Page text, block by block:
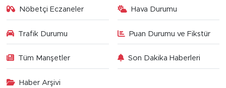
Nöbetçi Eczaneler Hava Durumu
Trafik Durumu Puan Durumu ve Fikstür
Tüm Manşetler Son Dakika Haberleri
Haber Arşivi